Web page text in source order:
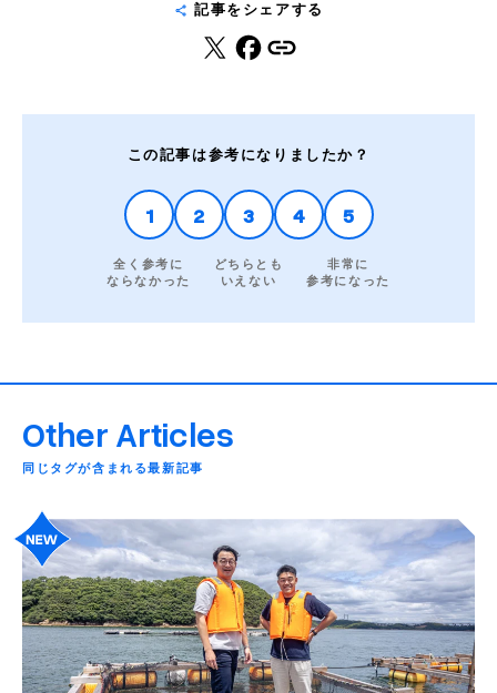
記事をシェアする
この記事は参考になりましたか？
1
全く参考に
ならなかった
2 3
どちらとも
いえない
4 5
非常に
参考になった
Other Articles
同じタグが含まれる最新記事